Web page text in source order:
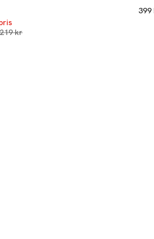
Lägsta pris 30 dagar
219 kr
399